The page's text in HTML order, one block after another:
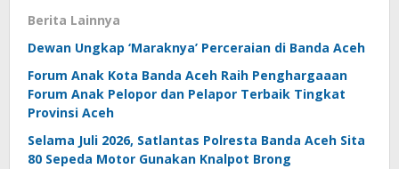
Berita Lainnya
Dewan Ungkap ‘Maraknya’ Perceraian di Banda Aceh
Forum Anak Kota Banda Aceh Raih Penghargaaan
Forum Anak Pelopor dan Pelapor Terbaik Tingkat
Provinsi Aceh
Selama Juli 2026, Satlantas Polresta Banda Aceh Sita
80 Sepeda Motor Gunakan Knalpot Brong